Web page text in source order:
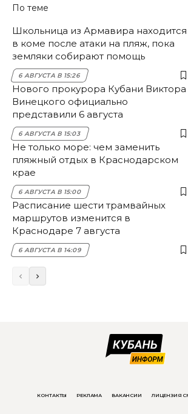
По теме
Школьница из Армавира находится
в коме после атаки на пляж, пока
земляки собирают помощь
6 АВГУСТА В 15:26
Нового прокурора Кубани Виктора
Винецкого официально
представили 6 августа
6 АВГУСТА В 15:03
Не только море: чем заменить
пляжный отдых в Краснодарском
крае
6 АВГУСТА В 15:00
Расписание шести трамвайных
маршрутов изменится в
Краснодаре 7 августа
6 АВГУСТА В 14:09
КОНТАКТЫ РЕКЛАМА ВАКАНСИИ ЛИЦЕНЗИЯ